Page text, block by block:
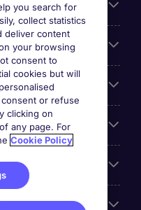
you search for
collect statistics
deliver content
your browsing
consent to
cookies but will
or refuse
clicking on
any page. For
Cookie Policy